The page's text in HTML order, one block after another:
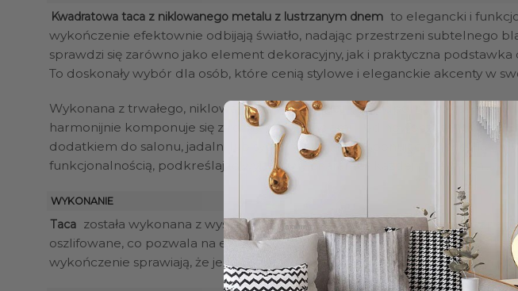
Kwadratowa taca z niklowanego metalu z lustrzanym dnem to elegancki i
wykończenie efektownie odbijają światło, nadając przestrzeni subtelnego
sprawdzi się zarówno jako element dekoracyjny, jak i praktyczna
To doskonały wybór dla osób, które cenią stylowe i eleganckie akcenty w
Wykonana z trwałego, niklowanego metalutaca
jest odporna na
harmonijnie komponuje się z różnymi aranżacjami – od nowoczesnych i
dodatkiem do salonu, jadalni lub sypialni, pięknie eksponując świece,
funkcjonalnością, podkreślając wyjątkowy charakter każdej przestrzeni.
WYKONANIE
Taca została wykonana z wysokiej jakości niklowanego metalu, który
oszlifowane, co pozwala na efektowne odbijanie światła i podkreślenie
wykończenie sprawiają, że jest nie tylko estetyczna, ale także odporna na